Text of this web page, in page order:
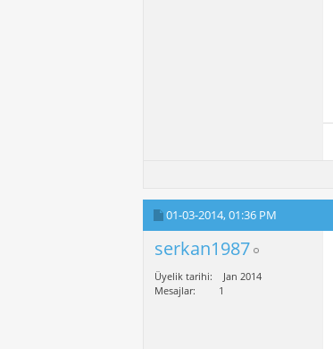
01-03-2014,01:36 PM
serkan1987
Üyelik tarihi
Jan 2014
Mesajlar
1